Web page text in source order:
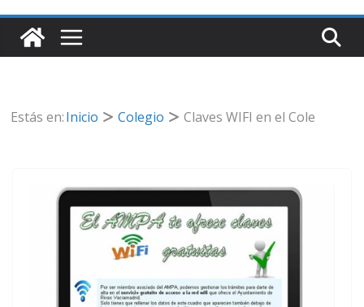
Estás en:Inicio Colegio Claves WIFI en el Cole